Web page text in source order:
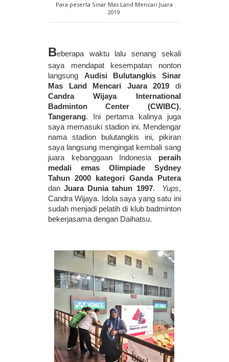
Para peserta Sinar Mas Land Mencari Juara
2019
Beberapa waktu lalu senang sekali
saya mendapat kesempatan nonton
langsung Audisi Bulutangkis Sinar
Mas Land Mencari Juara 2019
di
Candra Wijaya International
Badminton Center (CWIBC)
Tangerang. Ini pertama kalinya juga
saya memasuki stadion ini. Mendengar
nama stadion bulutangkis ini, pikiran
saya langsung mengingat kembali sang
juara kebanggaan Indonesia peraih
medali emas Olimpiade Sydney
Tahun 2000
kategori Ganda Putera
dan Juara Dunia tahun 1997. Yups,
Candra Wijaya. Idola saya yang satu ini
sudah menjadi pelatih di klub badminton
bekerjasama dengan Daihatsu.